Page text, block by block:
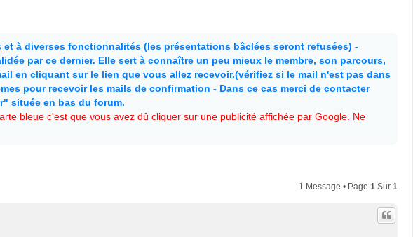
à diverses fonctionnalités (les présentations bâclées seront refusées) -
par ce dernier. Elle sert à connaître un peu mieux le membre, son parcours,
en cliquant sur le lien que vous allez recevoir.(vérifiez si le mail n'est pas dans
pour recevoir les mails de confirmation - Dans ce cas merci de contacter
située en bas du forum.
bleue c'est que vous avez dû cliquer sur une publicité affichée par Google. Ne
1 Message • Page 1 Sur 1